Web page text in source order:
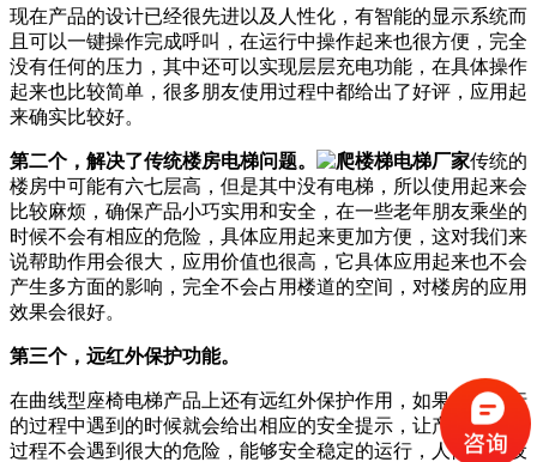
现在产品的设计已经很先进以及人性化，有智能的显示系统而
且可以一键操作完成呼叫，在运行中操作起来也很方便，完全
没有任何的压力，其中还可以实现层层充电功能，在具体操作
起来也比较简单，很多朋友使用过程中都给出了好评，应用起
来确实比较好。
第二个，解决了传统楼房电梯问题。
传统的
楼房中可能有六七层高，但是其中没有电梯，所以使用起来会
比较麻烦，确保产品小巧实用和安全，在一些老年朋友乘坐的
时候不会有相应的危险，具体应用起来更加方便，这对我们来
说帮助作用会很大，应用价值也很高，它具体应用起来也不会
产生多方面的影响，完全不会占用楼道的空间，对楼房的应用
效果会很好。
第三个，远红外保护功能。
在曲线型座椅电梯产品上还有远红外保护作用，如果产品运行
的过程中遇到的时候就会给出相应的安全提示，让产品的运行
过程不会遇到很大的危险，能够安全稳定的运行，人性化的设